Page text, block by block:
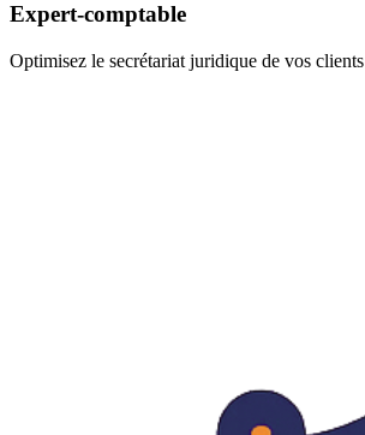
Expert-comptable
Optimisez le secrétariat juridique de vos clients